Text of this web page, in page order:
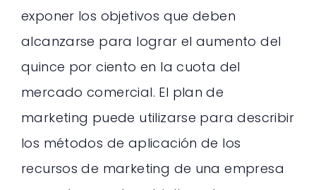
exponer los objetivos que deben
alcanzarse para lograr el aumento del
quince por ciento en la cuota del
mercado comercial. El plan de
marketing puede utilizarse para describir
los métodos de aplicación de los
recursos de marketing de una empresa